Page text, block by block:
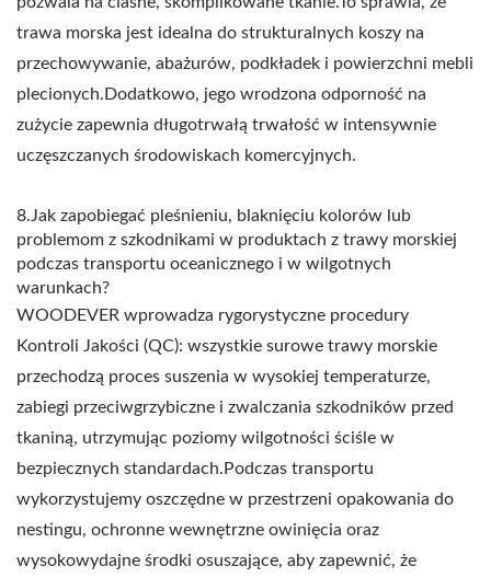
trawa morska jest idealna do strukturalnych koszy na
przechowywanie, abażurów, podkładek i powierzchni mebli
plecionych.Dodatkowo, jego wrodzona odporność na
zużycie zapewnia długotrwałą trwałość w intensywnie
uczęszczanych środowiskach komercyjnych.
8.Jak zapobiegać pleśnieniu, blaknięciu kolorów lub
problemom z szkodnikami w produktach z trawy morskiej
podczas transportu oceanicznego i w wilgotnych
warunkach?
WOODEVER wprowadza rygorystyczne procedury
Kontroli Jakości (QC): wszystkie surowe trawy morskie
przechodzą proces suszenia w wysokiej temperaturze,
zabiegi przeciwgrzybiczne i zwalczania szkodników przed
tkaniną, utrzymując poziomy wilgotności ściśle w
bezpiecznych standardach.Podczas transportu
wykorzystujemy oszczędne w przestrzeni opakowania do
nestingu, ochronne wewnętrzne owinięcia oraz
wysokowydajne środki osuszające, aby zapewnić, że